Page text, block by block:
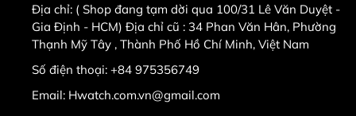
Địa chỉ: ( Shop đang tạm dời qua 100/31 Lê Văn Duyệt -
Gia Định - HCM) Địa chỉ cũ : 34 Phan Văn Hân, Phường
Thạnh Mỹ Tây , Thành Phố Hồ Chí Minh, Việt Nam
Số điện thoại: +84 975356749
Email: Hwatch.com.vn@gmail.com